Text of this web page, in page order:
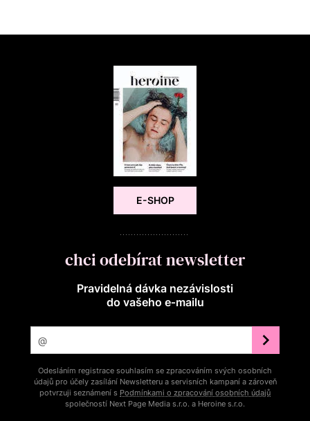
E-SHOP
chci odebírat newsletter
Pravidelná dávka nezávislosti
do vašeho e‑mailu
Odesláním registrace souhlasím se zpracováním svých osobních
údajů pro účely zasílání Newsletteru a servisních kampaní a zároveň
potvrzuji seznámení s Podmínkami o zpracování osobních údajů
společností Next Page Media s.r.o. a Heroine s.r.o.